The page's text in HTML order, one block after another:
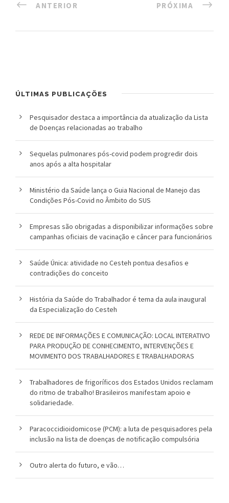
ANTERIOR PRÓXIMA
ÚLTIMAS PUBLICAÇÕES
Pesquisador destaca a importância da atualização da Lista
de Doenças relacionadas ao trabalho
Sequelas pulmonares pós-covid podem progredir dois
anos após a alta hospitalar
Ministério da Saúde lança o Guia Nacional de Manejo das
Condições Pós-Covid no Âmbito do SUS
Empresas são obrigadas a disponibilizar informações sobre
campanhas oficiais de vacinação e câncer para funcionários
Saúde Única: atividade no Cesteh pontua desafios e
contradições do conceito
História da Saúde do Trabalhador é tema da aula inaugural
da Especialização do Cesteh
REDE DE INFORMAÇÕES E COMUNICAÇÃO: LOCAL INTERATIVO
PARA PRODUÇÃO DE CONHECIMENTO, INTERVENÇÕES E
MOVIMENTO DOS TRABALHADORES E TRABALHADORAS
Trabalhadores de frigoríficos dos Estados Unidos reclamam
do ritmo de trabalho! Brasileiros manifestam apoio e
solidariedade.
Paracoccidioidomicose (PCM): a luta de pesquisadores pela
inclusão na lista de doenças de notificação compulsória
Outro alerta do futuro, e vão…